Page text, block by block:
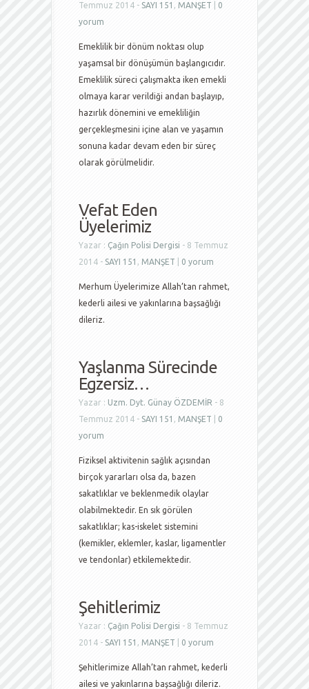
Temmuz 2014 - SAYI 151 , MANŞET
0
yorum
Emeklilik bir dönüm noktası olup
yaşamsal bir dönüşümün başlangıcıdır.
Emeklilik süreci çalışmakta iken emekli
olmaya karar verildiği andan başlayıp,
hazırlık dönemini ve emekliliğin
gerçekleşmesini içine alan ve yaşamın
sonuna kadar devam eden bir süreç
olarak görülmelidir.
Vefat Eden
Üyelerimiz
Yazar : Çağın Polisi Dergisi - 8 Temmuz
2014 - SAYI 151 , MANŞET 0 yorum
Merhum Üyelerimize Allah’tan rahmet,
kederli ailesi ve yakınlarına başsağlığı
dileriz.
Yaşlanma Sürecinde
Egzersiz…
Yazar : Uzm. Dyt. Günay ÖZDEMİR - 8
Temmuz 2014 - SAYI 151 , MANŞET
0
yorum
Fiziksel aktivitenin sağlık açısından
birçok yararları olsa da, bazen
sakatlıklar ve beklenmedik olaylar
olabilmektedir. En sık görülen
sakatlıklar; kas-iskelet sistemini
(kemikler, eklemler, kaslar, ligamentler
ve tendonlar) etkilemektedir.
Şehitlerimiz
Yazar : Çağın Polisi Dergisi - 8 Temmuz
2014 - SAYI 151 , MANŞET 0 yorum
Şehitlerimize Allah’tan rahmet, kederli
ailesi ve yakınlarına başsağlığı dileriz.